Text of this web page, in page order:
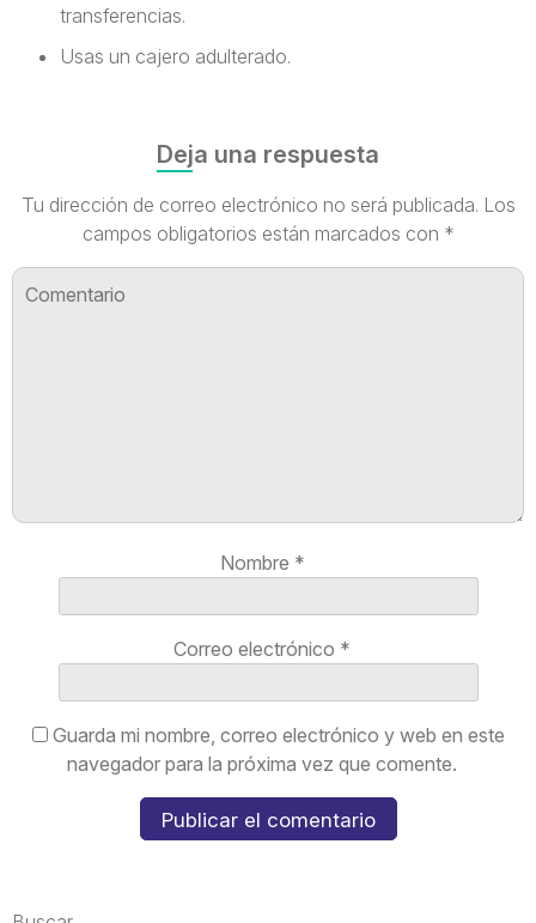
transferencias.
Usas un cajero adulterado.
Deja una respuesta
Tu dirección de correo electrónico no será publicada. Los
campos obligatorios están marcados con *
Nombre *
Correo electrónico *
Guarda mi nombre, correo electrónico y web en este
navegador para la próxima vez que comente.